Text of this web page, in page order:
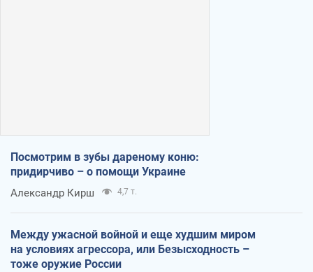
Посмотрим в зубы дареному коню:
придирчиво – о помощи Украине
Александр Кирш 4,7 т.
Между ужасной войной и еще худшим миром
на условиях агрессора, или Безысходность –
тоже оружие России